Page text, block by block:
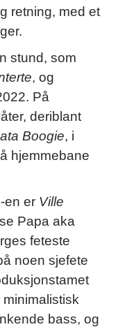
retning, med et
stund, som
, og
På
deriblant
Boogie, i
hjemmebane
en er Ville
Papa aka
feteste
noen sjefete
bass, og